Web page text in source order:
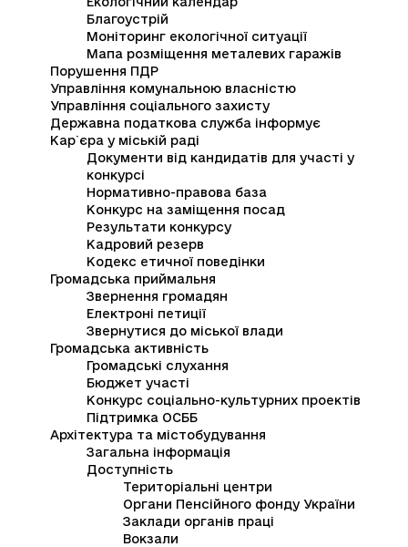
Благоустрій
Моніторинг екологічної ситуації
Мапа розміщення металевих гаражів
Порушення ПДР
Управління комунальною власністю
Управління соціального захисту
Державна податкова служба інформує
Кар`єра у міській раді
Документи від кандидатів для участі у
конкурсі
Нормативно-правова база
Конкурс на заміщення посад
Результати конкурсу
Кадровий резерв
Кодекс етичної поведінки
Громадська приймальня
Звернення громадян
Електроні петиції
Звернутися до міської влади
Громадська активність
Громадські слухання
Бюджет участі
Конкурс соціально-культурних проектів
Підтримка ОСББ
Архітектура та містобудування
Загальна інформація
Доступність
Територіальні центри
Органи Пенсійного фонду України
Заклади органів праці
Вокзали